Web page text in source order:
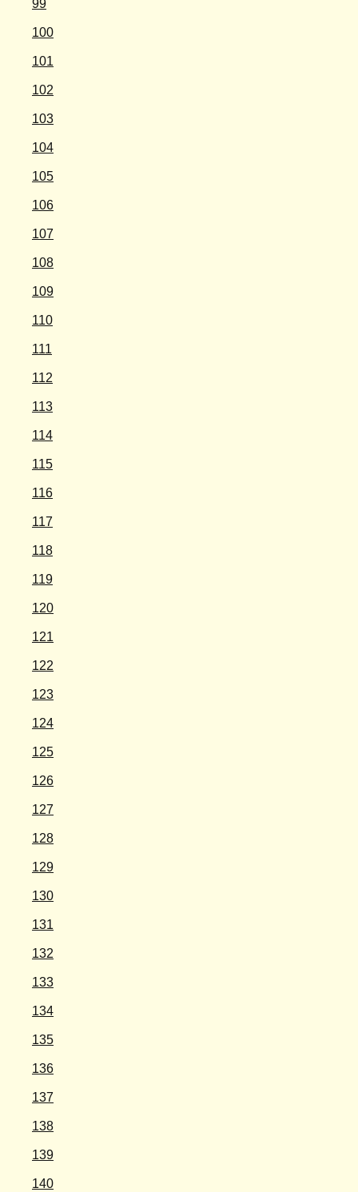
99
100
101
102
103
104
105
106
107
108
109
110
111
112
113
114
115
116
117
118
119
120
121
122
123
124
125
126
127
128
129
130
131
132
133
134
135
136
137
138
139
140